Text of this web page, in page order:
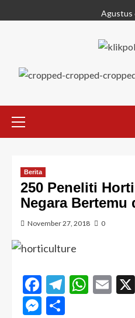
Agustus
Berita
250 Peneliti
Negara Bertemu
November 27, 2018 0
Facebook
Telegram
Messenger